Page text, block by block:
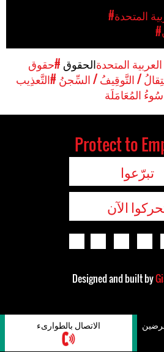
المتحدة
المتحدةالحقوق #حقوق
/ التَّوقِيفُ / السِّجنُ #التَّعذِيب
المُعَامَلَة
Protect to
تبرّعوا
الآن
Designed and built by
الاتصال بالطوارىء